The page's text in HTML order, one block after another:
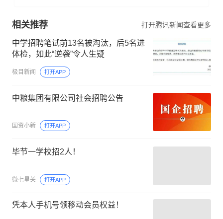
相关推荐 打开腾讯新闻查看更多
中学招聘笔试前13名被淘汰，后5名进
体检，如此“逆袭”令人生疑
极目新闻 打开APP
中粮集团有限公司社会招聘公告
国资小新 打开APP
毕节一学校招2人！
微七星关 打开APP
凭本人手机号领移动会员权益！